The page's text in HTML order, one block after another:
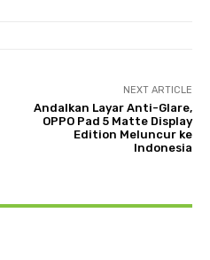
NEXT ARTICLE
Andalkan Layar Anti-Glare,
OPPO Pad 5 Matte Display
Edition Meluncur ke
Indonesia